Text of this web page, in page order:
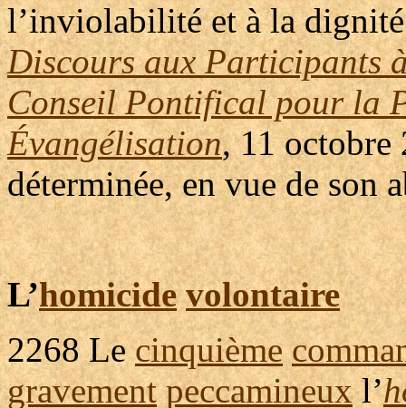
l’inviolabilité et à la
Discours aux Participants
Conseil Pontifical pour la
Évangélisation, 11 octobre
déterminée, en vue de son
L’homicide volontaire
2268 Lecinquième
gravement peccamineuxl’